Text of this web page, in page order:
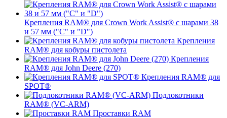
Крепления RAM® для Crown Work Assist® с шарами 38
и 57 мм ("C" и "D")
Крепления
RAM® для кобуры пистолета
Крепления
RAM® для John Deere (270)
Крепления RAM® для
SPOT®
Подлокотники
RAM® (VC-ARM)
Проставки RAM